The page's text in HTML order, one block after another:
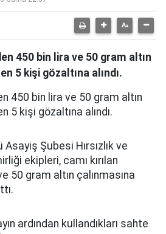
450 bin lira ve 50 gram altın
5 kişi gözaltına alındı.
450 bin lira ve 50 gram altın
5 kişi gözaltına alındı.
Asayiş Şubesi Hırsızlık ve
ekipleri, camı kırılan
50 gram altın çalınmasına
ardından kullandıkları sahte